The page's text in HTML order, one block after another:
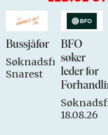
Bussjåfør
Søknadsfrist:
Snarest
BFO
søker
leder for
18.08.26